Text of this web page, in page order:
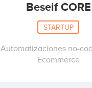
Beseif CORE
STARTUP
Automatizaciones no-
Ecommerce